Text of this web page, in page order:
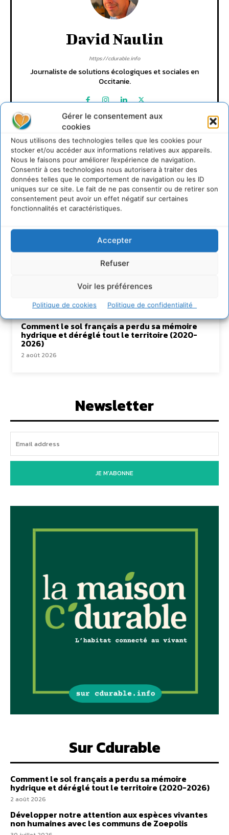
Gérer le consentement aux
cookies
Nous utilisons des technologies telles que les cookies pour
stocker et/ou accéder aux informations relatives aux appareils.
Nous le faisons pour améliorer l’expérience de navigation.
Consentir à ces technologies nous autorisera à traiter des
données telles que le comportement de navigation ou les ID
uniques sur ce site. Le fait de ne pas consentir ou de retirer son
consentement peut avoir un effet négatif sur certaines
fonctionnalités et caractéristiques.
Accepter
Refuser
Voir les préférences
Politique de cookies Politique de confidentialité
David Naulin
https://cdurable.info
Journaliste de solutions écologiques et sociales en
Occitanie.
Lire aussi
socio-écosystèmes résilients
S’inspirer de l’arbre pour un modèle
économique régénératif du vivant …
IPBES : le « GIEC de la biodiversité » appelle les
entreprises à devenir des alliées du vivant
4 août 2026
Comment le sol français a perdu sa mémoire
hydrique et déréglé tout le territoire (2020-
2026)
2 août 2026
Newsletter
JE M'ABONNE
Sur Cdurable
Comment le sol français a perdu sa mémoire
hydrique et déréglé tout le territoire (2020-2026)
2 août 2026
Développer notre attention aux espèces vivantes
non humaines avec les communs de Zoepolis